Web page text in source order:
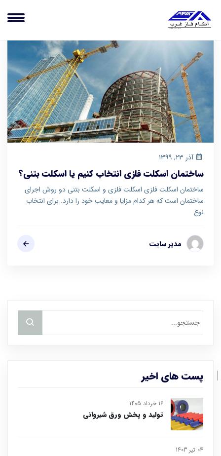
آذر ۲۳, ۱۳۹۹
ساختمان اسکلت‌ فلزی انتخاب کنیم یا اسکلت بتنی؟
ساختمان اسکلت‌ فلزی اسکلت فلزی و اسکلت بتنی دو روش اجرای
ساختمان است که هر کدام مزایا و معایب خود را دارد. برای انتخاب
نوع
مدیر سایت
پست های اخیر
16 خرداد 1405
تولید و پخش ورق شیروانی
04 تیر 1403